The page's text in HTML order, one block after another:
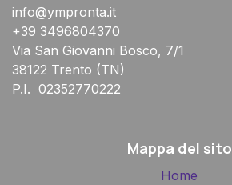
info@ympronta.it
+39 3496804370
Via San Giovanni Bosco, 7/1
38122 Trento (TN)
P.I. 02352770222
Mappa del sito
Home